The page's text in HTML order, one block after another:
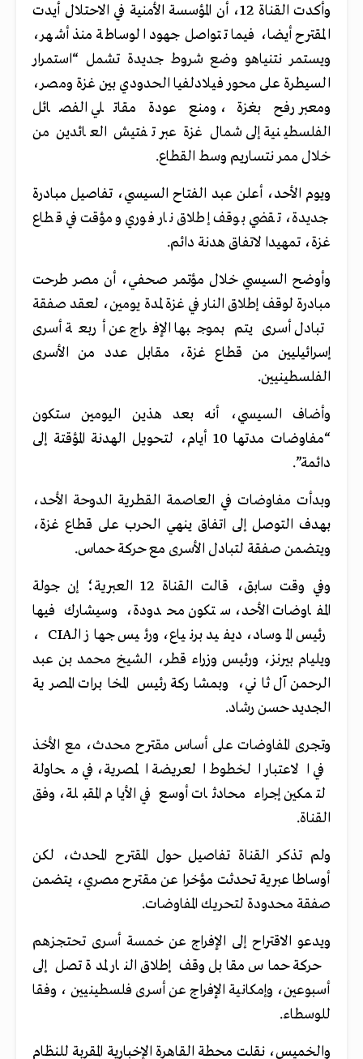
وأكدت القناة 12، أن المؤسسة الأمنية في الاحتلال أيدت
المقترح أيضا، فيما تتواصل جهود الوساطة منذ أشهر،
ويستمر نتنياهو وضع شروط جديدة تشمل “استمرار
السيطرة على محور فيلادلفيا الحدودي بين غزة ومصر،
ومعبر رفح بغزة، ومنع عودة مقاتلي الفصائل
الفلسطينية إلى شمال غزة عبر تفتيش العائدين من
خلال ممر نتساريم وسط القطاع.
ويوم الأحد، أعلن عبد الفتاح السيسي، تفاصيل مبادرة
جديدة، تقضي بوقف إطلاق نار فوري ومؤقت في قطاع
غزة، تمهيدا لاتفاق هدنة دائم.
وأوضح السيسي خلال مؤتمر صحفي، أن مصر طرحت
مبادرة لوقف إطلاق النار في غزة لمدة يومين، لعقد صفقة
تبادل أسرى يتم بموجبها الإفراج عن أربعة أسرى
إسرائيليين من قطاع غزة، مقابل عدد من الأسرى
الفلسطينيين.
وأضاف السيسي، أنه بعد هذين اليومين ستكون
“مفاوضات مدتها 10 أيام، لتحويل الهدنة المؤقتة إلى
دائمة”.
وبدأت مفاوضات في العاصمة القطرية الدوحة الأحد،
بهدف التوصل إلى اتفاق ينهي الحرب على قطاع غزة،
ويتضمن صفقة لتبادل الأسرى مع حركة حماس.
وفي وقت سابق، قالت القناة 12 العبرية؛ إن جولة
المفاوضات الأحد، ستكون محدودة، وسيشارك فيها
رئيس الموساد، ديفيد برنياع، ورئيس جهاز الـCIA ،
ويليام بيرنز، ورئيس وزراء قطر، الشيخ محمد بن عبد
الرحمن آل ثاني، وبمشاركة رئيس المخابرات المصرية
الجديد حسن رشاد.
وتجرى المفاوضات على أساس مقترح محدث، مع الأخذ
في الاعتبار الخطوط العريضة المصرية، في محاولة
لتمكين إجراء محادثات أوسع في الأيام المقبلة، وفق
القناة.
ولم تذكر القناة تفاصيل حول المقترح المحدث، لكن
أوساطا عبرية تحدثت مؤخرا عن مقترح مصري، يتضمن
صفقة محدودة لتحريك المفاوضات.
ويدعو الاقتراح إلى الإفراج عن خمسة أسرى تحتجزهم
حركة حماس مقابل وقف إطلاق النار لمدة تصل إلى
أسبوعين، وإمكانية الإفراج عن أسرى فلسطينيين ، وفقا
للوسطاء.
والخميس، نقلت محطة القاهرة الإخبارية المقربة للنظام